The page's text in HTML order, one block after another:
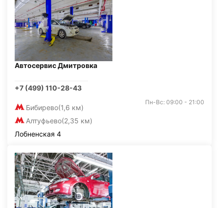
Автосервис Дмитровка
+7 (499) 110-28-43
Бибирево(1,6 км)
Алтуфьево(2,35 км)
Пн-Вс: 09:00 - 21:00
Лобненская 4